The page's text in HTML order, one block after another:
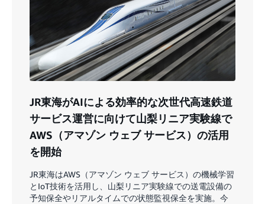
JR東海がAIによる効率的な次世代高速鉄道
サービス運営に向けて山梨リニア実験線で
AWS（アマゾン ウェブ サービス）の活用
を開始
JR東海はAWS（アマゾン ウェブ サービス）の機械学習
とIoT技術を活用し、山梨リニア実験線での送電設備の
予知保全やリアルタイムでの状態監視保全を実施。今